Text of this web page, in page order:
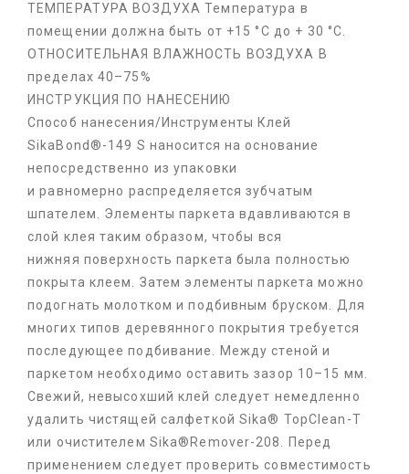
ТЕМПЕРАТУРА ВОЗДУХА Температура в
помещении должна быть от +15 °C до + 30 °C.
ОТНОСИТЕЛЬНАЯ ВЛАЖНОСТЬ ВОЗДУХА В
пределах 40–75%
ИНСТРУКЦИЯ ПО НАНЕСЕНИЮ
Способ нанесения/Инструменты Клей
SikaBond®-149 S наносится на основание
непосредственно из упаковки
и равномерно распределяется зубчатым
шпателем. Элементы паркета вдавливаются в
слой клея таким образом, чтобы вся
нижняя поверхность паркета была полностью
покрыта клеем. Затем элементы паркета можно
подогнать молотком и подбивным бруском. Для
многих типов деревянного покрытия требуется
последующее подбивание. Между стеной и
паркетом необходимо оставить зазор 10–15 мм.
Свежий, невысохший клей следует немедленно
удалить чистящей салфеткой Sika® TopClean-T
или очистителем Sika®Remover-208. Перед
применением следует проверить совместимость